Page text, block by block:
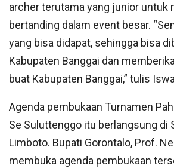
archer terutama yang junior untuk
bertanding dalam event besar.
yang bisa didapat, sehingga bisa
Kabupaten Banggai dan
buat Kabupaten Banggai,” tulis
Agenda pembukaan Turnamen
Se Suluttenggo itu berlangsung di
Limboto. Bupati Gorontalo, Prof.
membuka agenda pembukaan